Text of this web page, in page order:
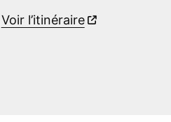
Voir l’itinéraire